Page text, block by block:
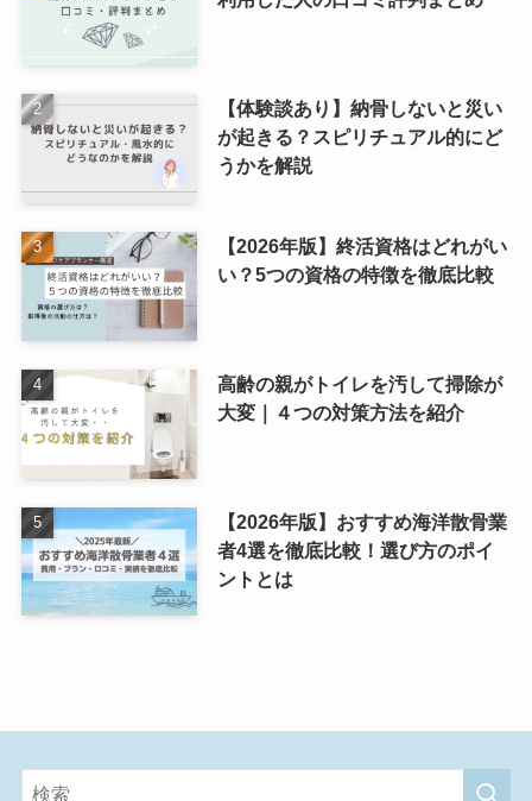
【体験談あり】納骨しないと災い
が起きる？スピリチュアル的にど
うかを解説
【2026年版】終活資格はどれがい
い？5つの資格の特徴を徹底比較
高齢の親がトイレを汚して掃除が
大変｜４つの対策方法を紹介
【2026年版】おすすめ海洋散骨業
者4選を徹底比較！選び方のポイ
ントとは